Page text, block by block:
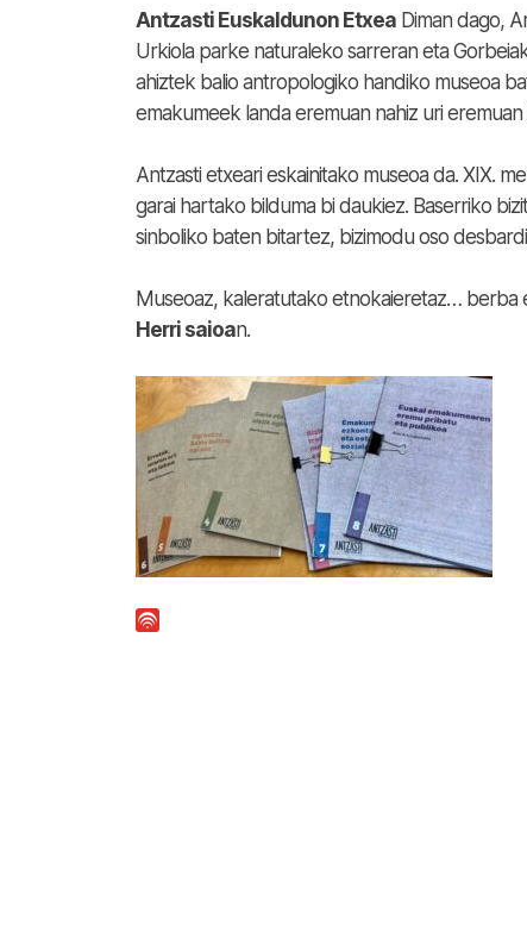
Antzasti Euskaldunon Etxea Diman dago,
Urkiola parke naturaleko sarreran eta
ahiztek balio antropologiko handiko museoa
emakumeek landa eremuan nahiz uri
Antzasti etxeari eskainitako museoa da. XIX.
garai hartako bilduma bi daukiez. Baserriko
sinboliko baten bitartez, bizimodu oso
Museoaz, kaleratutako etnokaieretaz… berba
Herri saioan.